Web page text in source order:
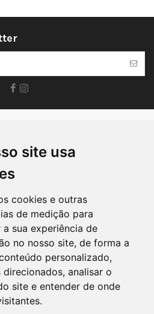
site usa
cookies e outras
de medição para
a sua experiência de
no nosso site, de forma a
personalizado,
direcionados, analisar o
site e entender de onde
de Envio Outras Informações